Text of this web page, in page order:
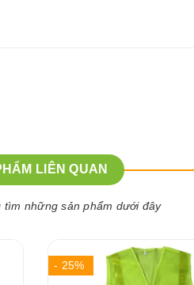
LIÊN QUAN
tìm những sản phẩm dưới đây
- 25%